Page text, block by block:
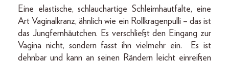
Eine elastische, schlauchartige Schleimhautfalte, eine
Art Vaginalkranz, ähnlich wie ein Rollkragenpulli – das ist
das Jungfernhäutchen. Es verschließt den Eingang zur
Vagina nicht, sondern fasst ihn vielmehr ein. Es ist
dehnbar und kann an seinen Rändern leicht einreißen